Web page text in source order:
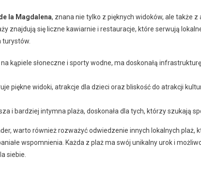
la Magdalena, znana nie tylko z pięknych widoków, ale także
znajdują się liczne kawiarnie i restauracje, które serwują
na kąpiele słoneczne i sporty wodne, ma doskonałą
piękne widoki, atrakcje dla dzieci oraz bliskość do atrakcji
i bardziej intymna plaża, doskonała dla tych, którzy szukają
warto również rozważyć odwiedzenie innych lokalnych plaż,
wspomnienia. Każda z plaż ma swój unikalny urok i
siebie.